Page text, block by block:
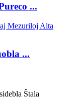
...
...